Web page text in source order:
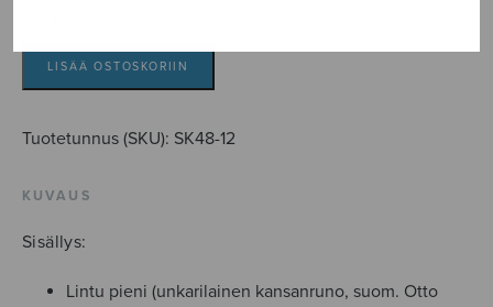
Op.48
/
määrä
LISÄÄ OSTOSKORIIN
Tuotetunnus (SKU): SK48-12
KUVAUS
Sisällys:
Lintu pieni (unkarilainen kansanruno, suom. Otto